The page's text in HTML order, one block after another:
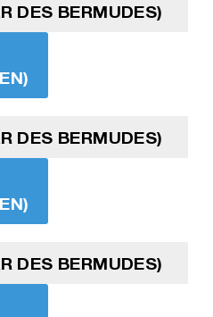
DES BERMUDES)
DES BERMUDES)
DES BERMUDES)